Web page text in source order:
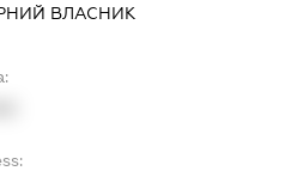
ВЛАСНИК